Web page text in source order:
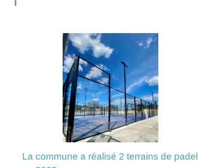
La commune a réalisé 2 terrains de padel